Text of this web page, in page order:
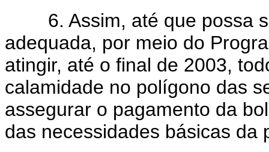
6. Assim, até que possa
adequada, por meio do
atingir, até o final de 2003,
calamidade no polígono das
assegurar o pagamento da
das necessidades básicas da